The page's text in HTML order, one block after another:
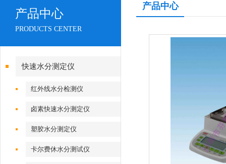
产品中心
PRODUCTS CENTER
快速水分测定仪
红外线水分检测仪
卤素快速水分测定仪
塑胶水分测定仪
卡尔费休水分测试仪
产品中心